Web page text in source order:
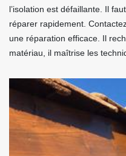
l’isolation est défaillante. Il
réparer rapidement.
une réparation efficace. Il
matériau, il maîtrise les